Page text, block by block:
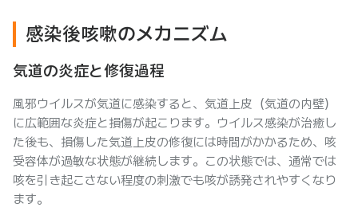
感染後咳嗽のメカニズム
気道の炎症と修復過程
風邪ウイルスが気道に感染すると、気道上皮（気道の内壁）
に広範囲な炎症と損傷が起こります。ウイルス感染が治癒し
た後も、損傷した気道上皮の修復には時間がかかるため、咳
受容体が過敏な状態が継続します。この状態では、通常では
咳を引き起こさない程度の刺激でも咳が誘発されやすくなり
ます。